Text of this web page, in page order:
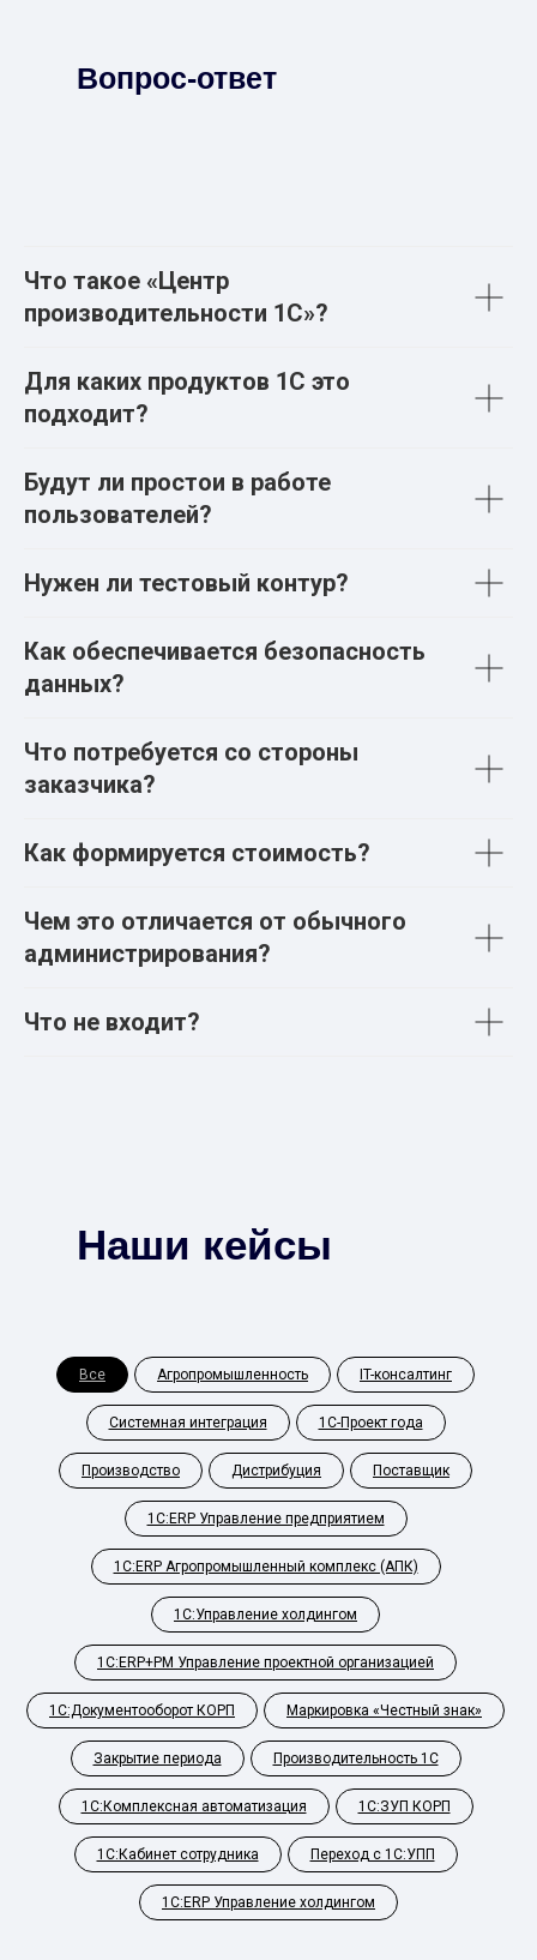
Вопрос-ответ
Что такое «Центр
производительности 1С»?
Для каких продуктов 1С это
подходит?
Будут ли простои в работе
пользователей?
Нужен ли тестовый контур?
Как обеспечивается безопасность
данных?
Что потребуется со стороны
заказчика?
Как формируется стоимость?
Чем это отличается от обычного
администрирования?
Что не входит?
Наши кейсы
Все Агропромышленность IT-консалтинг
Системная интеграция 1С-Проект года
Производство Дистрибуция Поставщик
1С:ERP Управление предприятием
1С:ERP Агропромышленный комплекс (АПК)
1С:Управление холдингом
1С:ERP+PM Управление проектной организацией
1С:Документооборот КОРП Маркировка «Честный знак»
Закрытие периода Производительность 1С
1С:Комплексная автоматизация 1С:ЗУП КОРП
1С:Кабинет сотрудника Переход с 1С:УПП
1С:ERP Управление холдингом